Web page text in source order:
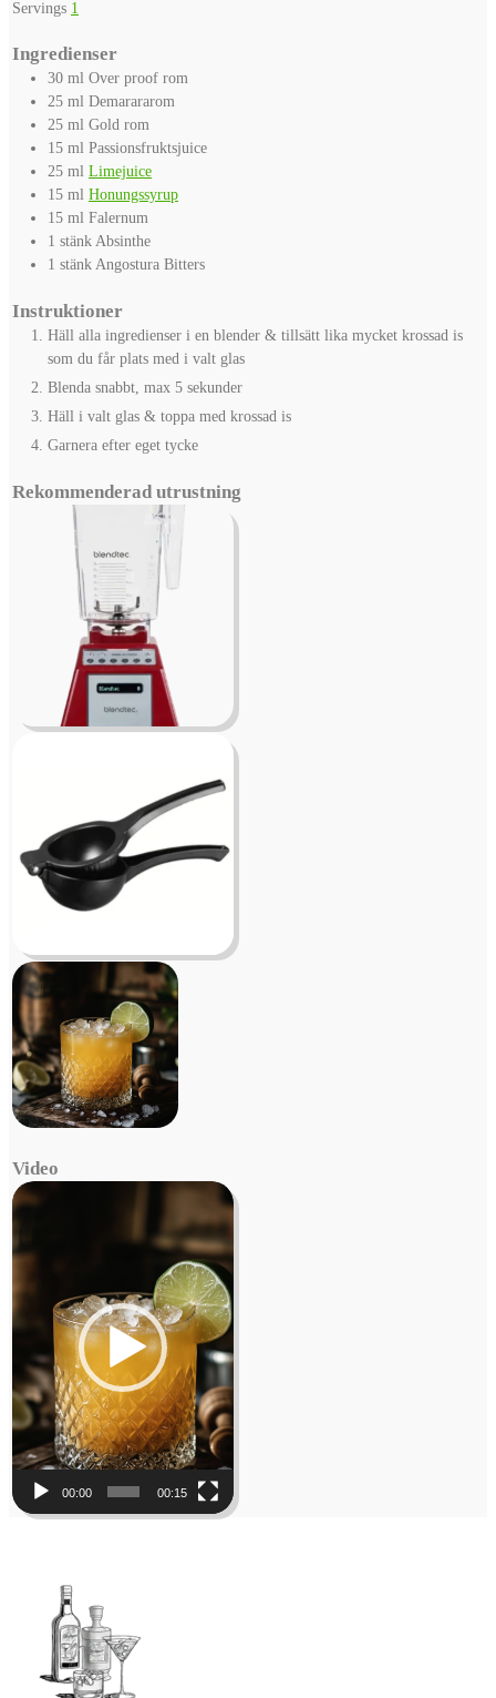
Servings 1
Ingredienser
30 ml Over proof rom
25 ml Demarararom
25 ml Gold rom
15 ml Passionsfruktsjuice
25 ml Limejuice
15 ml Honungssyrup
15 ml Falernum
1 stänkAbsinthe
1 stänkAngostura Bitters
Instruktioner
Häll alla ingredienser i en blender & tillsätt lika mycket krossad is
som du får plats med i valt glas
Blenda snabbt, max 5 sekunder
Häll i valt glas & toppa med krossad is
Garnera efter eget tycke
Rekommenderad utrustning
Video
Video
00:00 00:15